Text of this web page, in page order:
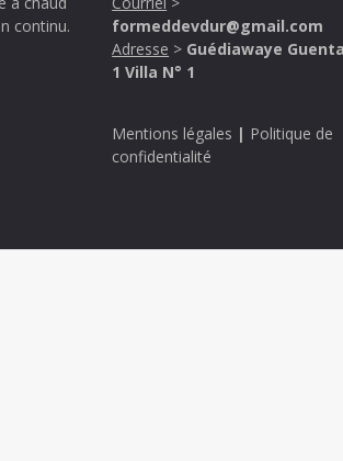
continu.
formeddevdur@gmail.com
Adresse > Guédiawaye
1 Villa N° 1
Mentions légales | Politique de
confidentialité